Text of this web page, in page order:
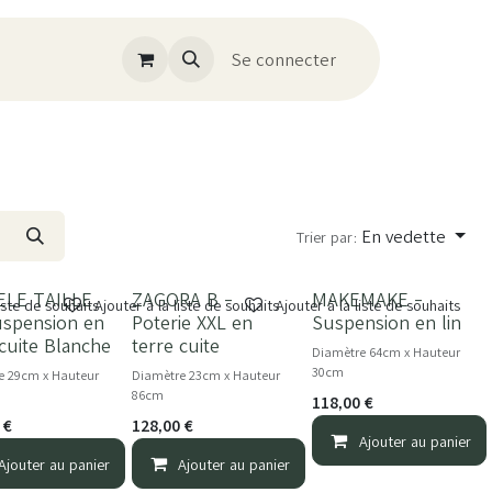
Se connecter
Trier par: En vedette
TAILLE
en
Blanche
29cm x Hauteur
€
au panier
de souhaits
ZAGORA B -
Poterie XXL en
terre cuite
Diamètre 23cm x Hauteur
86cm
128,00€
Ajouter au panier
Ajouter à la liste de souhaits NOUVEAU
MAKEMAKE -
Suspension en lin
Diamètre 64cm x Hauteur
30cm
118,00 €
Ajouter au panier
Ajouter à la liste de souhaits